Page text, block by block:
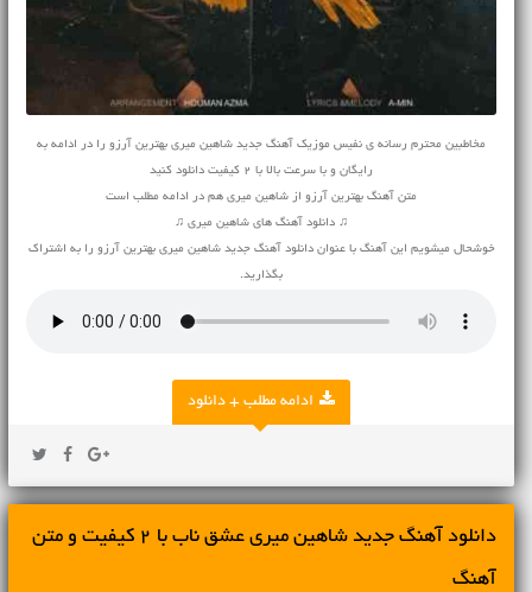
مخاطبین محترم رسانه ی نفیس موزیک آهنگ جدید شاهین میری بهترین آرزو را در ادامه به
رایگان و با سرعت بالا با 2 کیفیت دانلود کنید
متن آهنگ بهترین آرزو از شاهین میری هم در ادامه مطلب است
♫ دانلود آهنگ های شاهین میری ♫
خوشحال میشویم این آهنگ با عنوان دانلود آهنگ جدید شاهین میری بهترین آرزو را به اشتراک
بگذارید.
ادامه مطلب + دانلود
دانلود آهنگ جديد شاهین میری عشق ناب با 2 کیفیت و متن
آهنگ